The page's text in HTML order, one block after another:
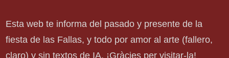
Esta web te informa del pasado y presente de la
fiesta de las Fallas, y todo por amor al arte (fallero,
claro) y sin textos de IA. ¡Gràcies per visitar-la!